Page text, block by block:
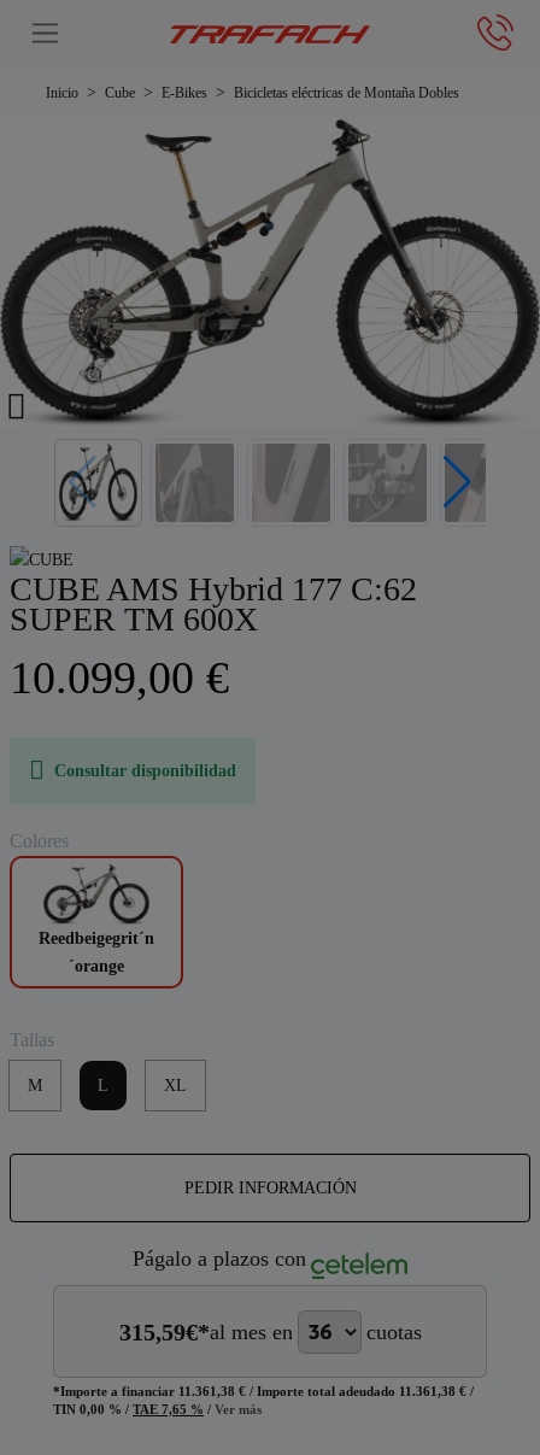
Inicio Cube E-Bikes Bicicletas eléctricas de Montaña Dobles
CUBE AMS Hybrid 177 C:62
SUPER TM 600X
10.099,00 €
Consultar disponibilidad
Colores
Reedbeigegrit´n
´orange
Tallas
M L XL
PEDIR INFORMACIÓN
Págalo a plazos con
315,59€*al mes en cuotas
*Importe a financiar 11.361,38 € / Importe total adeudado 11.361,38 € /
TIN 0,00 % / TAE 7,65 % / Ver más